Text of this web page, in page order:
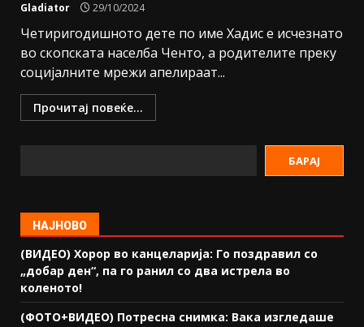
Gladiator 29/10/2024
Четиригодишното дете по име Хадис е исчезнато
во скопската населба Ченто, а родителите преку
социјалните мрежи апелираат...
Прочитај повеќе...
БАРАЈ
НАЈНОВО
(ВИДЕО) Хорор во канцеларија: Го поздравил со
„добар ден“, па го ранил со два истрела во
коленото!
(ФОТО+ВИДЕО) Потресна снимка: Вака изгледаше